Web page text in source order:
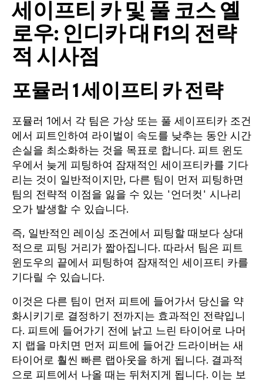
세이프티 카 및 풀 코스 옐
로우: 인디카 대 F1의 전략
적 시사점
포뮬러 1 세이프티 카 전략
포뮬러 1에서 각 팀은 가상 또는 풀 세이프티카 조건
에서 피트인하여 라이벌이 속도를 낮추는 동안 시간
손실을 최소화하는 것을 목표로 합니다. 피트 윈도
우에서 늦게 피팅하여 잠재적인 세이프티카를 기다
리는 것이 일반적이지만, 다른 팀이 먼저 피팅하면
팀의 전략적 이점을 잃을 수 있는 '언더컷' 시나리
오가 발생할 수 있습니다.
즉, 일반적인 레이싱 조건에서 피팅할 때보다 상대
적으로 피팅 거리가 짧아집니다. 따라서 팀은 피트
윈도우의 끝에서 피팅하여 잠재적인 세이프티 카를
기다릴 수 있습니다.
이것은 다른 팀이 먼저 피트에 들어가서 당신을 약
화시키기로 결정하기 전까지는 효과적인 전략입니
다. 피트에 들어가기 전에 낡고 느린 타이어로 나머
지 랩을 마치면 먼저 피트에 들어간 드라이버는 새
타이어로 훨씬 빠른 랩아웃을 하게 됩니다. 결과적
으로 피트에서 나올 때는 뒤처지게 됩니다. 이는 보